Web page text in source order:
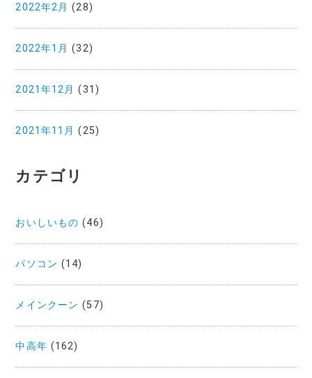
2022年2月 (28)
2022年1月 (32)
2021年12月 (31)
2021年11月 (25)
カテゴリ
おいしいもの (46)
パソコン (14)
メインクーン (57)
中高年 (162)